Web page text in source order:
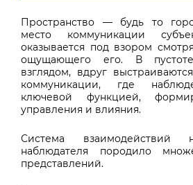
Пространство — будь то
место коммуникации
оказывается под взором
ощущающего его. В
взглядом, вдруг
коммуникации, где
ключевой функцией,
управления и влияния.
Система взаимодействий
наблюдателя породило
представлений.